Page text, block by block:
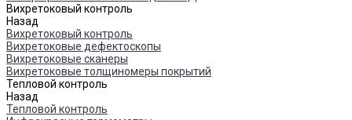
Вихретоковый контроль
Назад
Вихретоковый контроль
Вихретоковые дефектоскопы
Вихретоковые сканеры
Вихретоковые толщиномеры покрытий
Тепловой контроль
Назад
Тепловой контроль